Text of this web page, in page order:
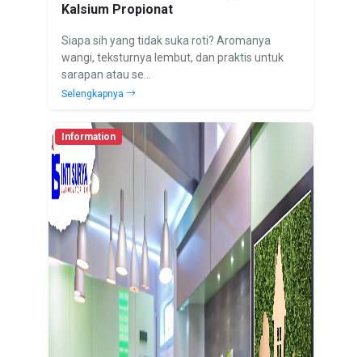
Kalsium Propionat
Siapa sih yang tidak suka roti? Aromanya
wangi, teksturnya lembut, dan praktis untuk
sarapan atau se...
Selengkapnya
Information